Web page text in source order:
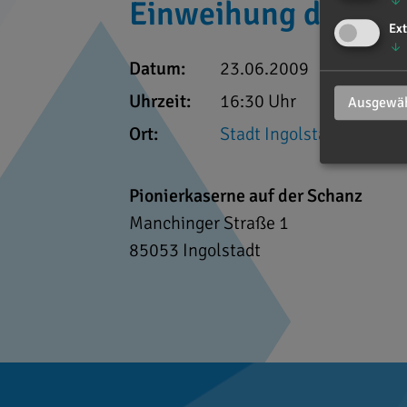
Einweihung der
Datum:
23.06.2009
Uhrzeit:
16:30 Uhr
Ort:
Stadt Ingolstadt
Pionierkaserne auf der Schanz
Manchinger Straße 1
85053 Ingolstadt
↓